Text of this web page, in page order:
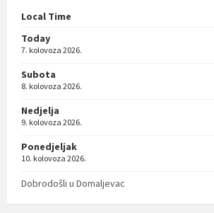
Local Time
Today
7. kolovoza 2026.
Subota
8. kolovoza 2026.
Nedjelja
9. kolovoza 2026.
Ponedjeljak
10. kolovoza 2026.
Dobrodošli u Domaljevac